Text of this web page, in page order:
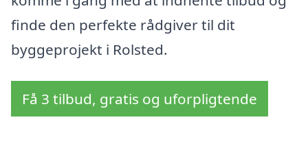
finde den perfekte rådgiver til dit
byggeprojekt i Rolsted.
Få 3 tilbud, gratis og uforpligtende